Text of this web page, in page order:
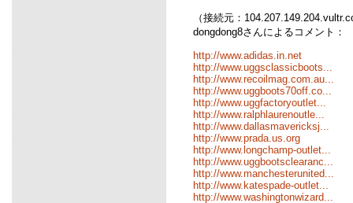
（接続元：
dongdong8さんによるコメント：
http://www.adidas.in.net
http://www.uggsclassicboots...
http://www.recoilmag.com.au...
http://www.uggboots70off.co...
http://www.uggfactoryoutlet...
http://www.ralphlaurenoutle...
http://www.dallasmavericksj...
http://www.prada.us.org
http://www.longchamp-outlet...
http://www.uggbootsclearanc...
http://www.manchesterunited...
http://www.katespade-outlet...
http://www.washingtonwizard...